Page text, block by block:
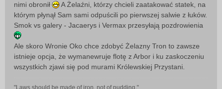
nimi obronił
A Żelaźni, którzy chcieli zaatakować statek, na
którym płynął Sam sami odpuścili po pierwszej salwie z łuków.
Smok vs galery - Jacaerys i Vermax przesyłają pozdrowienia
Ale skoro Wronie Oko chce zdobyć Żelazny Tron to zawsze
istnieje opcja, że wymanewruje flotę z Arbor i ku zaskoczeniu
wszystkich zjawi się pod murami Królewskiej Przystani.
"Laws should be made of iron, not of pudding."